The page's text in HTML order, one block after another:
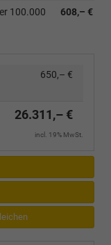
608,– €
100.000
650,– €
26.311,– €
incl. 19% MwSt.